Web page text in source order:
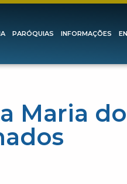
PARÓQUIAS INFORMAÇÕES
Maria